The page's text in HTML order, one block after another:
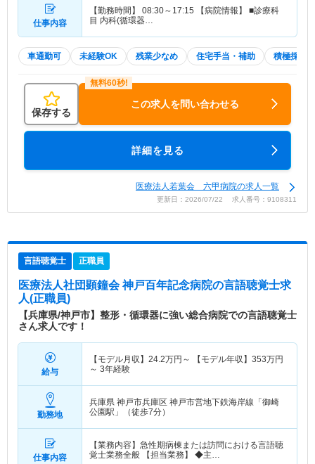
仕事内容
【勤務時間】 08:30～17:15 【病院情報】 ■診療科
目 内科(循環器…
車通勤可 未経験OK 残業少なめ 住宅手当・補助 積極採用中
保存する
この求人を問い合わせる
詳細を見る
医療法人若葉会 六甲病院の求人一覧
更新日：2026/07/22 求人番号：9108311
言語聴覚士 正職員
医療法人社団顕鐘会 神戸百年記念病院の言語聴覚士求
人(正職員)
【兵庫県/神戸市】整形・循環器に強い総合病院での言語聴覚士
さん求人です！
給与
【モデル月収】 24.2万円～ 【モデル年収】 353万円
～ 3年経験
勤務地
兵庫県 神戸市兵庫区 神戸市営地下鉄海岸線「御崎
公園駅」（徒歩7分）
仕事内容
【業務内容】急性期病棟または訪問における言語聴
覚士業務全般 【担当業務】 ◆主…